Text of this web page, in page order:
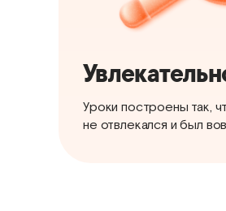
Уроки построены так,
не отвлекался и был